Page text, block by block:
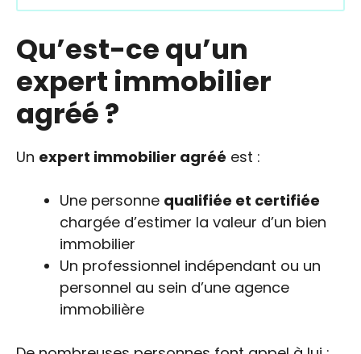
Qu’est-ce qu’un
expert immobilier
agréé ?
Un expert immobilier agréé est :
Une personne qualifiée et certifiée
chargée d’estimer la valeur d’un bien
immobilier
Un professionnel indépendant ou un
personnel au sein d’une agence
immobilière